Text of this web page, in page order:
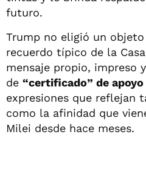
futuro.
Trump no eligió un
recuerdo típico de la
mensaje propio, impreso
de “certificado” de
expresiones que reflejan
como la afinidad que
Milei desde hace meses.